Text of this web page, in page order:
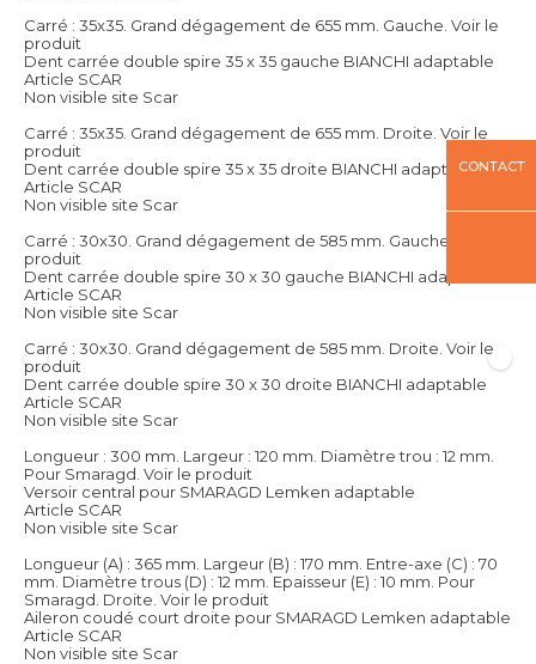
Carré : 35x35. Grand dégagement de 655 mm. Gauche. Voir le
produit
Dent carrée double spire 35 x 35 gauche BIANCHI adaptable
Article SCAR
Non visible site Scar
Carré : 35x35. Grand dégagement de 655 mm. Droite. Voir le
produit
Dent carrée double spire 35 x 35 droite BIANCHI adaptable
Article SCAR
Non visible site Scar
Carré : 30x30. Grand dégagement de 585 mm. Gauche.
produit
Dent carrée double spire 30 x 30 gauche BIANCHI adaptable
Article SCAR
Non visible site Scar
Carré : 30x30. Grand dégagement de 585 mm. Droite. Voir le
produit
Dent carrée double spire 30 x 30 droite BIANCHI adaptable
Article SCAR
Non visible site Scar
Longueur : 300 mm. Largeur : 120 mm. Diamètre trou : 12 mm.
Pour Smaragd. Voir le produit
Versoir central pour SMARAGD Lemken adaptable
Article SCAR
Non visible site Scar
Longueur (A) : 365 mm. Largeur (B) : 170 mm. Entre-axe (C) : 70
mm. Diamètre trous (D) : 12 mm. Epaisseur (E) : 10 mm. Pour
Smaragd. Droite. Voir le produit
Aileron coudé court droite pour SMARAGD Lemken adaptable
Article SCAR
Non visible site Scar
CONTACT